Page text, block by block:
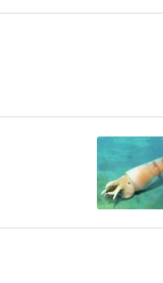
发展付出
、老同志
介绍了医